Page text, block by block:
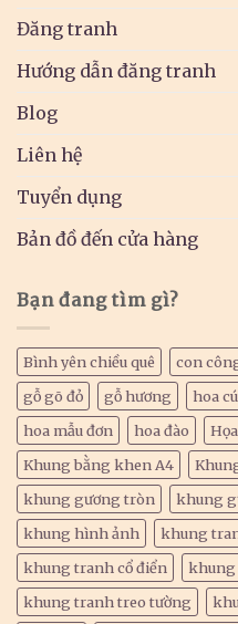
Đăng tranh
Hướng dẫn đăng tranh
Blog
Liên hệ
Tuyển dụng
Bản đồ đến cửa hàng
Bạn đang tìm gì?
Bình yên chiều quê con
gỗ gõ đỏ
gỗ hương hoa
hoa mẫu đơn
hoa đào
Khung bằng khen A4
khung gương tròn
khung
khung hình ảnh
khung
khung tranh cổ điển
khung
khung tranh treo tường